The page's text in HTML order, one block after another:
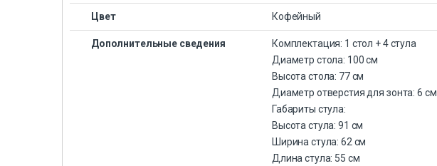
Цвет Кофейный
Дополнительные сведения
Комплектация: 1 стол + 4 стула
Диаметр стола: 100 см
Высота стола: 77 см
Диаметр отверстия для зонта: 6 см
Габариты стула:
Высота стула: 91 см
Ширина стула: 62 см
Длина стула: 55 см